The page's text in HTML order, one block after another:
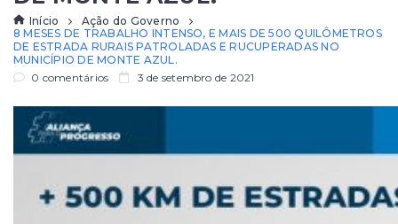
Início
Ação do Governo
8 MESES DE TRABALHO INTENSO, E MAIS DE 500 QUILÔMETROS
DE ESTRADA RURAIS PATROLADAS E RUCUPERADAS NO
MUNICÍPIO DE MONTE AZUL.
0 comentários
3 de setembro de 2021